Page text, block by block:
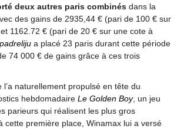
deux autres paris combinés dans la
des gains de 2935,44 € (pari de 100 € sur
1162.72 € (pari de 20 € sur une cote à
a placé 23 paris durant cette période
74 000 € de gains grâce à ces trois
naturellement propulsé en tête du
hebdomadaire Le Golden Boy, un jeu
parieurs qui réalisent les plus gros
cette première place, Winamax lui a versé